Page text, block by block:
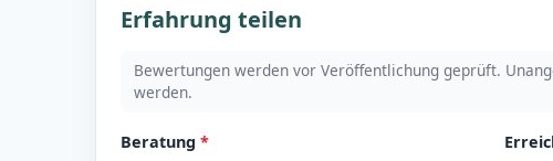
Erfahrung teilen
Bewertungen werden vor Veröffentlichung geprüft.
werden.
Beratung *